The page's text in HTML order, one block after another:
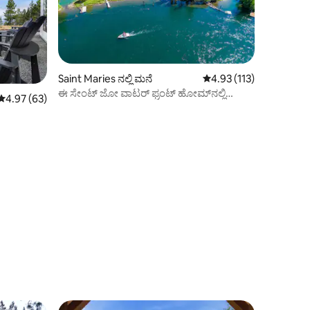
ರಲ್ಲಿ 4.97 ಸರಾಸರಿ ರೇಟಿಂಗ್, 63 ವಿಮರ್ಶೆಗಳು
4.97 (63)
Saint Maries ನಲ್ಲಿ ಮನೆ 5 ರಲ್ಲಿ 4.93 ಸರಾಸರಿ
4.93 (113)
ಈ ಸೇಂಟ್ ಜೋ ವಾಟರ್ ಫ್ರಂಟ್ ಹೋಮ್‌ನಲ್ಲಿ